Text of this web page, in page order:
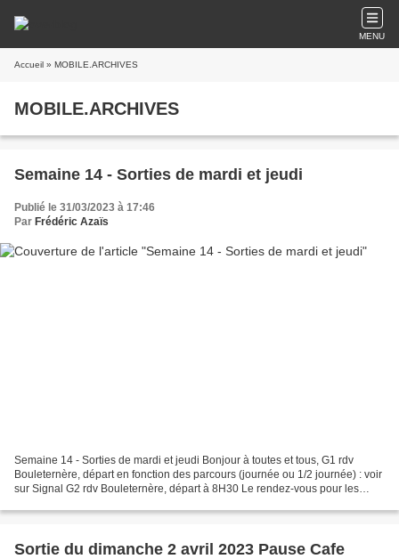
MENU
Accueil » MOBILE.ARCHIVES
MOBILE.ARCHIVES
Semaine 14 - Sorties de mardi et jeudi
Publié le 31/03/2023 à 17:46
Par Frédéric Azaïs
Semaine 14 - Sorties de mardi et jeudi Bonjour à toutes et tous, G1 rdv
Bouleternère, départ en fonction des parcours (journée ou 1/2 journée) : voir
sur Signal G2 rdv Bouleternère, départ à 8H30 Le rendez-vous pour les
Sortie du dimanche 2 avril 2023 Pause Cafe